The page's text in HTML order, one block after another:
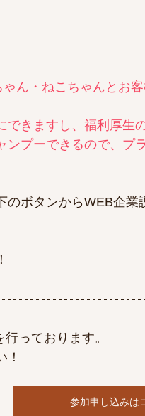
ん・ねこちゃんとお
きますし、福利厚生
ンプーできるので、プ
のボタンからWEB企業
っております。
参加申し込みは